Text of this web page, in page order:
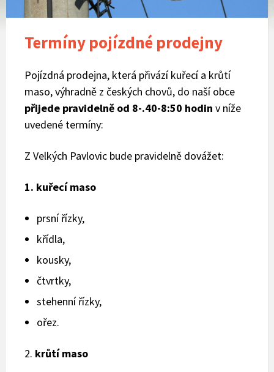
Termíny pojízdné prodejny
Pojízdná prodejna, která přivází kuřecí a krůtí
maso, výhradně z českých chovů, do naší obce
přijede pravidelně od 8-.40-8:50 hodin v níže
uvedené termíny:
Z Velkých Pavlovic bude pravidelně dovážet:
1. kuřecí maso
prsní řízky,
křídla,
kousky,
čtvrtky,
stehenní řízky,
ořez.
2. krůtí maso